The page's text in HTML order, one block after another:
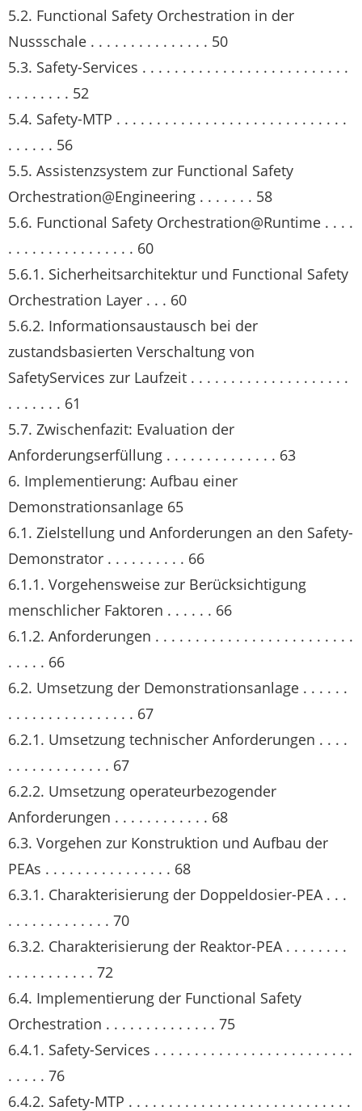
5.2. Functional Safety Orchestration in der
Nussschale . . . . . . . . . . . . . . . 50
5.3. Safety-Services . . . . . . . . . . . . . . . . . . . . . . . . . .
. . . . . . . . 52
5.4. Safety-MTP . . . . . . . . . . . . . . . . . . . . . . . . . . . . .
. . . . . . 56
5.5. Assistenzsystem zur Functional Safety
Orchestration@Engineering . . . . . . . 58
5.6. Functional Safety Orchestration@Runtime . . . .
. . . . . . . . . . . . . . . . 60
5.6.1. Sicherheitsarchitektur und Functional Safety
Orchestration Layer . . . 60
5.6.2. Informationsaustausch bei der
zustandsbasierten Verschaltung von
SafetyServices zur Laufzeit . . . . . . . . . . . . . . . . . . . .
. . . . . . . 61
5.7. Zwischenfazit: Evaluation der
Anforderungserfüllung . . . . . . . . . . . . . . 63
6. Implementierung: Aufbau einer
Demonstrationsanlage 65
6.1. Zielstellung und Anforderungen an den Safety-
Demonstrator . . . . . . . . . . 66
6.1.1. Vorgehensweise zur Berücksichtigung
menschlicher Faktoren . . . . . . 66
6.1.2. Anforderungen . . . . . . . . . . . . . . . . . . . . . . . . .
. . . . . 66
6.2. Umsetzung der Demonstrationsanlage . . . . . .
. . . . . . . . . . . . . . . . 67
6.2.1. Umsetzung technischer Anforderungen . . . .
. . . . . . . . . . . . . 67
6.2.2. Umsetzung operateurbezogender
Anforderungen . . . . . . . . . . . . 68
6.3. Vorgehen zur Konstruktion und Aufbau der
PEAs . . . . . . . . . . . . . . . . 68
6.3.1. Charakterisierung der Doppeldosier-PEA . . .
. . . . . . . . . . . . . 70
6.3.2. Charakterisierung der Reaktor-PEA . . . . . . . .
. . . . . . . . . . . 72
6.4. Implementierung der Functional Safety
Orchestration . . . . . . . . . . . . . . 75
6.4.1. Safety-Services . . . . . . . . . . . . . . . . . . . . . . . . .
. . . . . 76
6.4.2. Safety-MTP . . . . . . . . . . . . . . . . . . . . . . . . . . . .